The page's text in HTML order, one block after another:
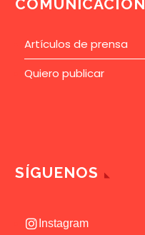
COMUNICACIÓN
Artículos de prensa
Quiero publicar
SÍGUENOS
Instagram